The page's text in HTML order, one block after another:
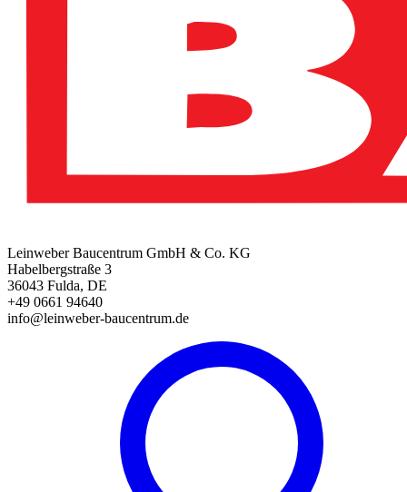
Leinweber Baucentrum GmbH & Co. KG
Habelbergstraße 3
36043 Fulda, DE
+49 0661 94640
info@leinweber-baucentrum.de